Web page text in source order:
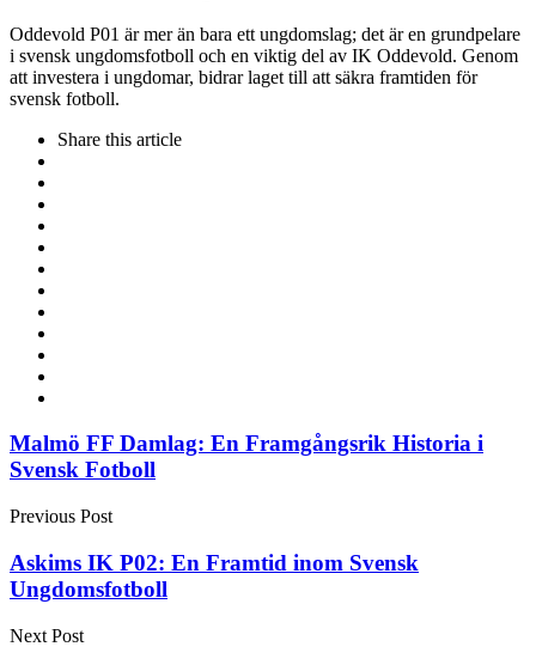
Oddevold P01 är mer än bara ett ungdomslag; det är en grundpelare
i svensk ungdomsfotboll och en viktig del av IK Oddevold. Genom
att investera i ungdomar, bidrar laget till att säkra framtiden för
svensk fotboll.
Share this article
Post
navigation
Malmö FF Damlag: En Framgångsrik Historia i
Svensk Fotboll
Previous Post
Askims IK P02: En Framtid inom Svensk
Ungdomsfotboll
Next Post